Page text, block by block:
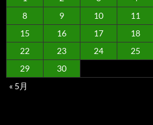
8
9 10 11
15
16 17 18
22
23 24 25
29
30
« 5月